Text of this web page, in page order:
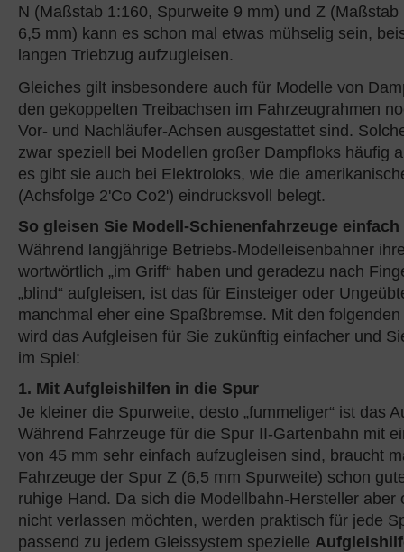
N (Maßstab 1:160, Spurweite 9 mm) und Z
6,5 mm) kann es schon mal etwas mühselig sein,
langen Triebzug aufzugleisen.
Gleiches gilt insbesondere auch für Modelle von
den gekoppelten Treibachsen im Fahrzeugrahmen
Vor- und Nachläufer-Achsen ausgestattet sind.
zwar speziell bei Modellen großer Dampfloks häufig
es gibt sie auch bei Elektroloks, wie die
(Achsfolge 2'Co Co2') eindrucksvoll belegt.
So gleisen Sie Modell-Schienenfahrzeuge
Während langjährige Betriebs-Modelleisenbahner
wortwörtlich „im Griff“ haben und geradezu nach
„blind“ aufgleisen, ist das für Einsteiger oder
manchmal eher eine Spaßbremse. Mit den
wird das Aufgleisen für Sie zukünftig einfacher und
im Spiel:
1. Mit Aufgleishilfen in die Spur
Je kleiner die Spurweite, desto „fummeliger“ ist das
Während Fahrzeuge für die Spur II-Gartenbahn mit
von 45 mm sehr einfach aufzugleisen sind, braucht
Fahrzeuge der Spur Z (6,5 mm Spurweite) schon
ruhige Hand. Da sich die Modellbahn-Hersteller aber
nicht verlassen möchten, werden praktisch für jede
passend zu jedem Gleissystem spezielle